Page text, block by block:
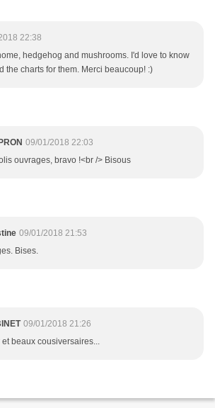
22:38
hedgehog and mushrooms. I'd love to know
the charts for them. Merci beaucoup! :)
09/01/2018 22:03
ouvrages, bravo !<br /> Bisous
09/01/2018 21:53
Bises.
09/01/2018 21:26
beaux cousiversaires...